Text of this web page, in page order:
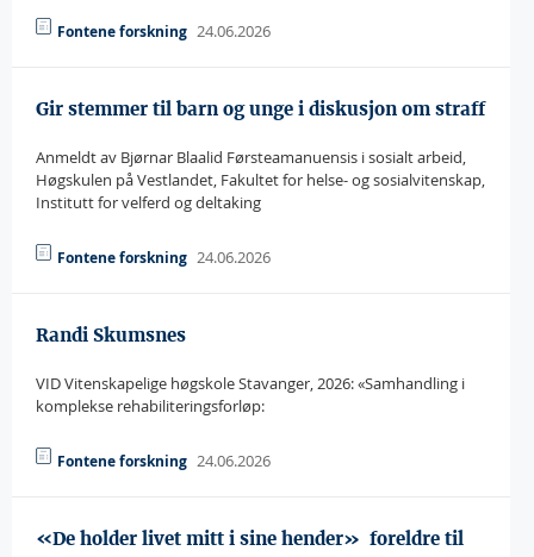
Fontene forskning 24.06.2026
Gir stemmer til barn og unge i diskusjon om straff
Anmeldt av Bjørnar Blaalid Førsteamanuensis i sosialt arbeid,
Høgskulen på Vestlandet, Fakultet for helse- og sosialvitenskap,
Institutt for velferd og deltaking
Fontene forskning 24.06.2026
Randi Skumsnes
VID Vitenskapelige høgskole Stavanger, 2026: «Samhandling i
komplekse rehabiliteringsforløp:
Fontene forskning 24.06.2026
«De holder livet mitt i sine hender»  foreldre til